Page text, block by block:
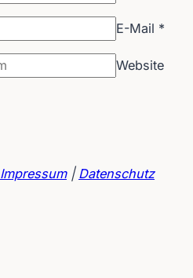
E-Mail *
Website
Impressum| Datenschutz